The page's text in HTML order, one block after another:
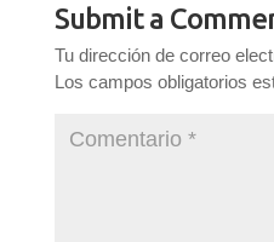
Submit a
Tu dirección de correo
Los campos obligatorios